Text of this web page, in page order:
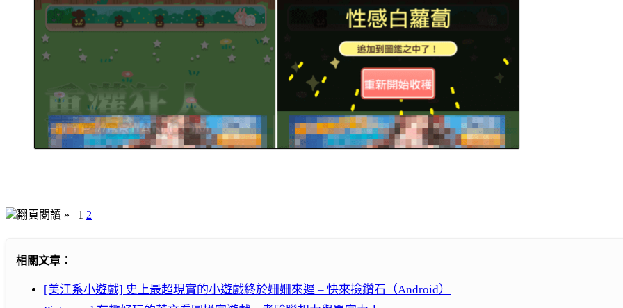
翻頁閱讀 » 1 2
相關文章：
[美江系小遊戲] 史上最超現實的小遊戲終於姍姍來遲 – 快來撿鑽石（Android）